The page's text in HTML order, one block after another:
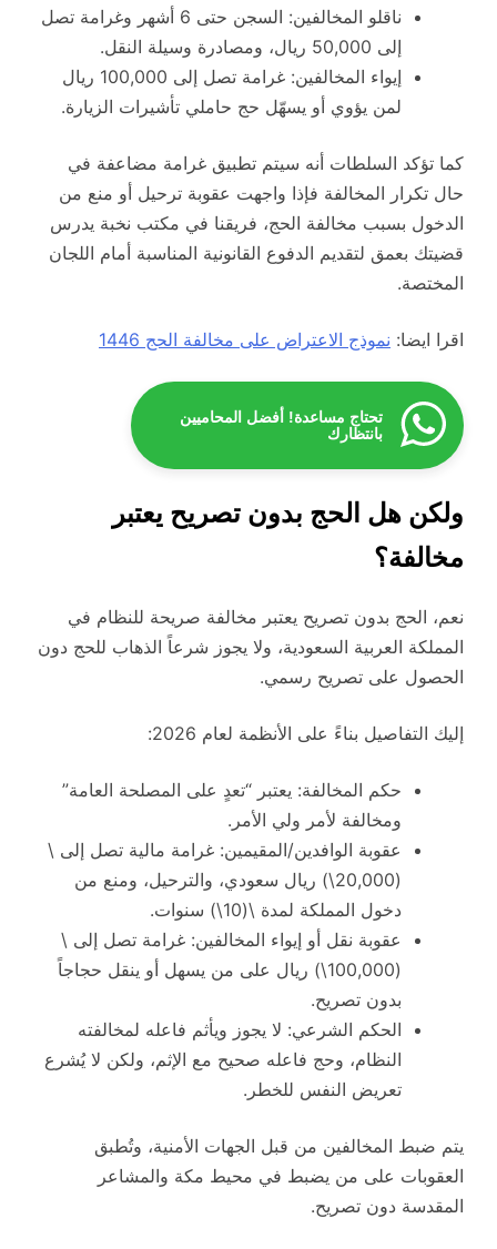
ناقلو المخالفين: السجن حتى 6 أشهر وغرامة تصل
إلى 50,000 ريال، ومصادرة وسيلة النقل.
إيواء المخالفين: غرامة تصل إلى 100,000 ريال
لمن يؤوي أو يسهّل حج حاملي تأشيرات الزيارة.
كما تؤكد السلطات أنه سيتم تطبيق غرامة مضاعفة في
حال تكرار المخالفة فإذا واجهت عقوبة ترحيل أو منع من
الدخول بسبب مخالفة الحج، فريقنا في مكتب نخبة يدرس
قضيتك بعمق لتقديم الدفوع القانونية المناسبة أمام اللجان
المختصة.
اقرا ايضا: نموذج الاعتراض على مخالفة الحج 1446
تحتاج مساعدة! أفضل المحاميين
بانتظارك
ولكن هل الحج بدون تصريح يعتبر
مخالفة؟
نعم، الحج بدون تصريح يعتبر مخالفة صريحة للنظام في
المملكة العربية السعودية، ولا يجوز شرعاً الذهاب للحج دون
الحصول على تصريح رسمي.
إليك التفاصيل بناءً على الأنظمة لعام 2026:
حكم المخالفة: يعتبر “تعدٍ على المصلحة العامة”
ومخالفة لأمر ولي الأمر.
عقوبة الوافدين/المقيمين: غرامة مالية تصل إلى \
(20,000\) ريال سعودي، والترحيل، ومنع من
دخول المملكة لمدة \(10\) سنوات.
عقوبة نقل أو إيواء المخالفين: غرامة تصل إلى \
(100,000\) ريال على من يسهل أو ينقل حجاجاً
بدون تصريح.
الحكم الشرعي: لا يجوز ويأثم فاعله لمخالفته
النظام، وحج فاعله صحيح مع الإثم، ولكن لا يُشرع
تعريض النفس للخطر.
يتم ضبط المخالفين من قبل الجهات الأمنية، وتُطبق
العقوبات على من يضبط في محيط مكة والمشاعر
المقدسة دون تصريح.